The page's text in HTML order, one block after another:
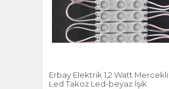
Erbay Elektrik 1,2 Watt
Led Takoz Led-beyaz İşık